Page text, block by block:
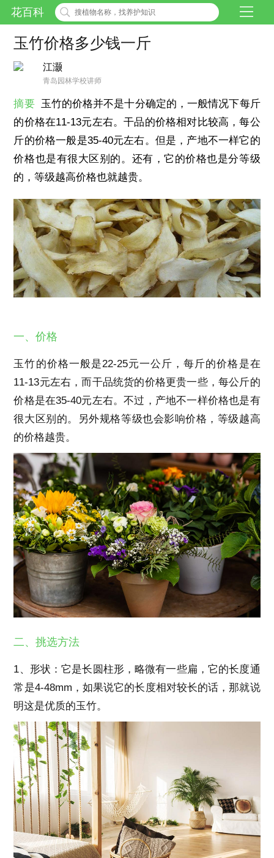
花百科
玉竹价格多少钱一斤
江灏
青岛园林学校讲师
摘要 玉竹的价格并不是十分确定的，一般情况下每斤
的价格在11-13元左右。干品的价格相对比较高，每公
斤的价格一般是35-40元左右。但是，产地不一样它的
价格也是有很大区别的。还有，它的价格也是分等级
的，等级越高价格也就越贵。
一、价格
玉竹的价格一般是22-25元一公斤，每斤的价格是在
11-13元左右，而干品统货的价格更贵一些，每公斤的
价格是在35-40元左右。不过，产地不一样价格也是有
很大区别的。另外规格等级也会影响价格，等级越高
的价格越贵。
二、挑选方法
1、形状：它是长圆柱形，略微有一些扁，它的长度通
常是4-48mm，如果说它的长度相对较长的话，那就说
明这是优质的玉竹。